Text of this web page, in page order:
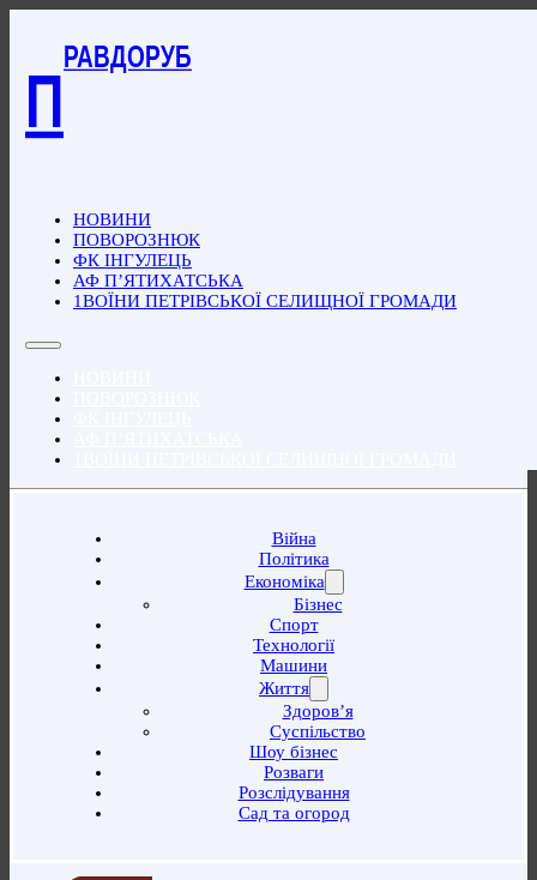
П
РАВДОРУБ
НОВИНИ
ПОВОРОЗНЮК
ФК ІНГУЛЕЦЬ
АФ П’ЯТИХАТСЬКА
1ВОЇНИ ПЕТРІВСЬКОЇ СЕЛИЩНОЇ ГРОМАДИ
Війна
Політика
Економіка
Бізнес
Спорт
Технології
Машини
Життя
Здоров’я
Суспільство
Шоу бізнес
Розваги
Розслідування
Сад та огород